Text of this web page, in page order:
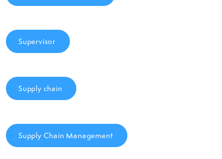
Supervisor
Supply chain
Supply Chain Management